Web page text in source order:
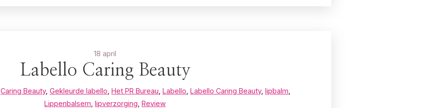
18 april
Labello Caring Beauty
Caring Beauty, Gekleurde labello Het PR Bureau Labello Labello Caring Beauty, lipbalm
Lippenbalsem lipverzorging Review